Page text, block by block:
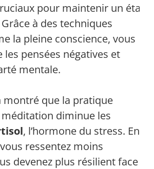
pour maintenir un état
à des techniques
la pleine conscience, vous
les pensées négatives et
mentale.
montré que la pratique
diminue les
, l’hormone du stress. En
ressentez moins
devenez plus résilient face